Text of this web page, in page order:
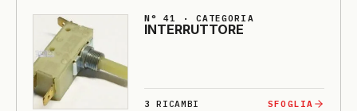
N° 41 · CATEGORIA
INTERRUTTO­RE
3 RICAMBI SFOGLIA